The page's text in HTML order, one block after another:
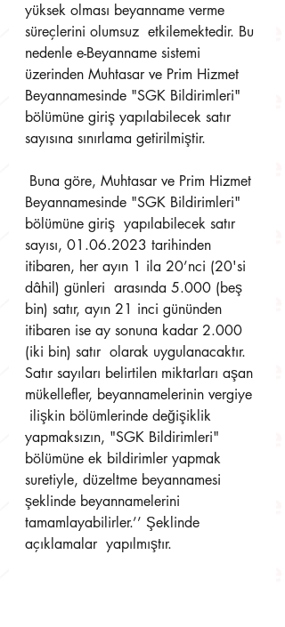
yüksek olması beyanname verme
süreçlerini olumsuz  etkilemektedir. Bu
nedenle e-Beyanname sistemi
üzerinden Muhtasar ve Prim Hizmet
Beyannamesinde "SGK Bildirimleri"
bölümüne giriş yapılabilecek satır
sayısına sınırlama getirilmiştir.
Beyannamesinde "SGK Bildirimleri"
bölümüne giriş  yapılabilecek satır
sayısı, 01.06.2023 tarihinden
itibaren, her ayın 1 ila 20’nci (20'si
dâhil) günleri  arasında 5.000 (beş
bin) satır, ayın 21 inci gününden
itibaren ise ay sonuna kadar 2.000
(iki bin) satır  olarak uygulanacaktır.
Satır sayıları belirtilen miktarları aşan
mükellefler, beyannamelerinin vergiye
ilişkin bölümlerinde değişiklik
yapmaksızın, "SGK Bildirimleri"
bölümüne ek bildirimler yapmak
suretiyle, düzeltme beyannamesi
şeklinde beyannamelerini
tamamlayabilirler.’’ Şeklinde
açıklamalar  yapılmıştır.